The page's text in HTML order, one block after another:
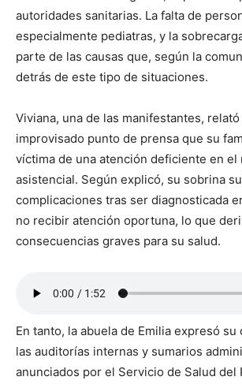
autoridades sanitarias. La falta de
especialmente pediatras, y la
parte de las causas que, según la
detrás de este tipo de situaciones.
Viviana, una de las manifestantes,
improvisado punto de prensa que su
víctima de una atención deficiente en el
asistencial. Según explicó, su sobrina
complicaciones tras ser diagnosticada
no recibir atención oportuna, lo que
consecuencias graves para su salud.
En tanto, la abuela de Emilia expresó su
las auditorías internas y sumarios
anunciados por el Servicio de Salud del